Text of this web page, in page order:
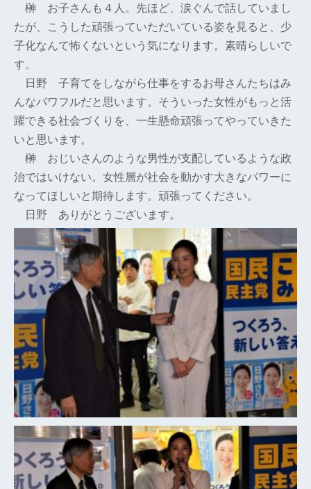
榊 お子さんも４人。先ほど、涙ぐんで話していまし
たが、こうした頑張っていただいている姿を見ると、少
子化なんて怖くないという気になります。素晴らしいで
す。
日野 子育てをしながら仕事をするお母さんたちはみ
んなパワフルだと思います。そういった女性がもっと活
躍できる社会づくりを、一生懸命頑張ってやっていきた
いと思います。
榊 おじいさんのような男性が支配しているような政
治ではいけない。女性層が社会を動かす大きなパワーに
なってほしいと期待します。頑張ってください。
日野 ありがとうございます。